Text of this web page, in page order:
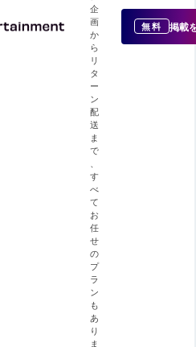
企
画
か
ら
リ
タ
ー
ン
配
送
ま
で
す
べ
て
お
任
せ
の
プ
ラ
ン
も
あ
り
ま
無料 掲載